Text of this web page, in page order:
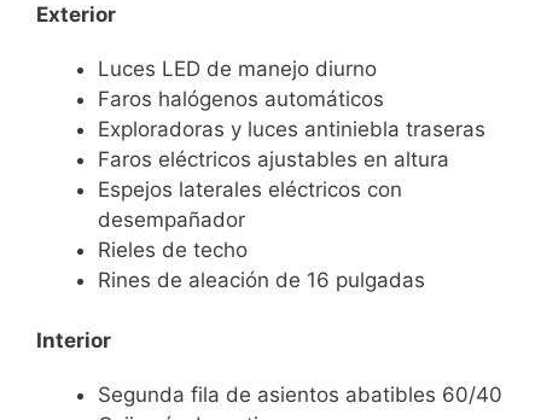
Exterior
Luces LED de manejo diurno
Faros halógenos automáticos
Exploradoras y luces antiniebla traseras
Faros eléctricos ajustables en altura
Espejos laterales eléctricos con
desempañador
Rieles de techo
Rines de aleación de 16 pulgadas
Interior
Segunda fila de asientos abatibles 60/40